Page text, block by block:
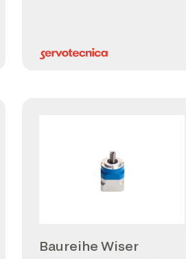
Baureihe Wiser